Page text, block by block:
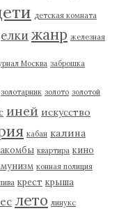
детская комната
елки жанр железная
Москва заброшка
золотарник золото золотой
иней искусство
кабан калина
квартира кино
конная полиция
крест крыша
лето линукс